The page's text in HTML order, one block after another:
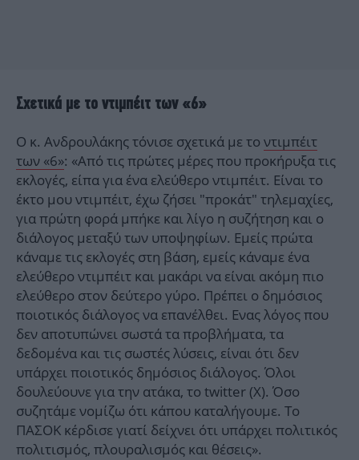
Σχετικά με το ντιμπέιτ των «6»
Ο κ. Ανδρουλάκης τόνισε σχετικά με το ντιμπέιτ
των «6»: «Από τις πρώτες μέρες που προκήρυξα τις
εκλογές, είπα για ένα ελεύθερο ντιμπέιτ. Είναι το
έκτο μου ντιμπέιτ, έχω ζήσει "προκάτ" τηλεμαχίες,
για πρώτη φορά μπήκε και λίγο η συζήτηση και ο
διάλογος μεταξύ των υποψηφίων. Εμείς πρώτα
κάναμε τις εκλογές στη βάση, εμείς κάναμε ένα
ελεύθερο ντιμπέιτ και μακάρι να είναι ακόμη πιο
ελεύθερο στον δεύτερο γύρο. Πρέπει ο δημόσιος
ποιοτικός διάλογος να επανέλθει. Ενας λόγος που
δεν αποτυπώνει σωστά τα προβλήματα, τα
δεδομένα και τις σωστές λύσεις, είναι ότι δεν
υπάρχει ποιοτικός δημόσιος διάλογος. Όλοι
δουλεύουνε για την ατάκα, το twitter (Χ). Όσο
συζητάμε νομίζω ότι κάπου καταλήγουμε. Το
ΠΑΣΟΚ κέρδισε γιατί δείχνει ότι υπάρχει πολιτικός
πολιτισμός, πλουραλισμός και θέσεις».